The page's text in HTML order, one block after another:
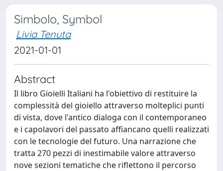
Simbolo, Symbol
Livia Tenuta
2021-01-01
Abstract
Il libro Gioielli Italiani ha l'obiettivo di restituire la
complessità del gioiello attraverso molteplici punti
di vista, dove l'antico dialoga con il contemporaneo
e i capolavori del passato affiancano quelli realizzati
con le tecnologie del futuro. Una narrazione che
tratta 270 pezzi di inestimabile valore attraverso
nove sezioni tematiche che riflettono il percorso